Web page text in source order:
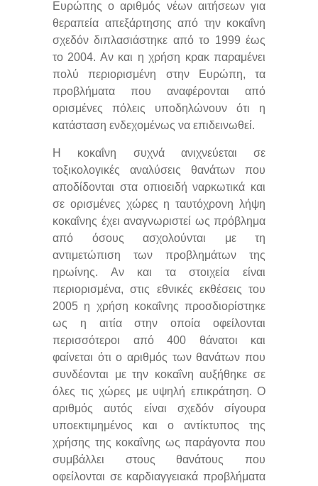
Ευρώπης ο αριθμός νέων αιτήσεων για
θεραπεία απεξάρτησης από την κοκαΐνη
σχεδόν διπλασιάστηκε από το 1999 έως
το 2004. Αν και η χρήση κρακ παραμένει
πολύ περιορισμένη στην Ευρώπη, τα
προβλήματα που αναφέρονται από
ορισμένες πόλεις υποδηλώνουν ότι η
κατάσταση ενδεχομένως να επιδεινωθεί.
Η κοκαΐνη συχνά ανιχνεύεται σε
τοξικολογικές αναλύσεις θανάτων που
αποδίδονται στα οπιοειδή ναρκωτικά και
σε ορισμένες χώρες η ταυτόχρονη λήψη
κοκαΐνης έχει αναγνωριστεί ως πρόβλημα
από όσους ασχολούνται με τη
αντιμετώπιση των προβλημάτων της
ηρωίνης. Αν και τα στοιχεία είναι
περιορισμένα, στις εθνικές εκθέσεις του
2005 η χρήση κοκαΐνης προσδιορίστηκε
ως η αιτία στην οποία οφείλονται
περισσότεροι από 400 θάνατοι και
φαίνεται ότι ο αριθμός των θανάτων που
συνδέονται με την κοκαΐνη αυξήθηκε σε
όλες τις χώρες με υψηλή επικράτηση. Ο
αριθμός αυτός είναι σχεδόν σίγουρα
υποεκτιμημένος και ο αντίκτυπος της
χρήσης της κοκαΐνης ως παράγοντα που
συμβάλλει στους θανάτους που
οφείλονται σε καρδιαγγειακά προβλήματα